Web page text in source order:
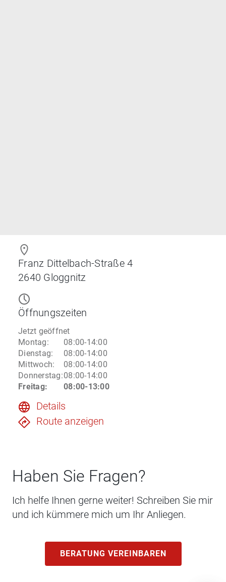
Franz Dittelbach-Straße 4
2640 Gloggnitz
Öffnungszeiten
Jetzt geöffnet
Montag:
08:00-14:00
Dienstag:
08:00-14:00
Mittwoch:
08:00-14:00
Donnerstag:08:00-14:00
Freitag: 08:00-13:00
Details
Route anzeigen
Haben Sie Fragen?
Ich helfe Ihnen gerne weiter! Schreiben Sie mir
und ich kümmere mich um Ihr Anliegen.
BERATUNG VEREINBAREN